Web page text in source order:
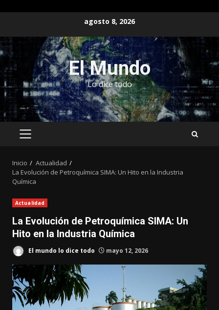
contenido
agosto 8, 2026
El Mundo
Lo dice todo
MENÚ
Inicio
Actualidad
La Evolución de Petroquímica SIMA: Un Hito en la Industria
Química
Actualidad
La Evolución de Petroquímica SIMA: Un
Hito en la Industria Química
El mundo lo dice todo mayo 12, 2026